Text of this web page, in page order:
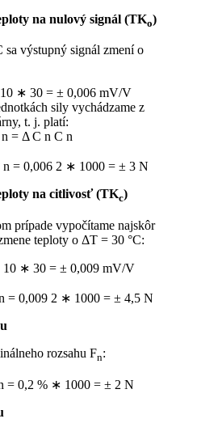
na nulový signál (TKo)
výstupný signál zmení o
10 ∗ 30 = ± 0,006 mV/V
sily vychádzame z
t. j. platí:
n = Δ C n C n
n = 0,006 2 ∗ 1000 = ± 3 N
na citlivosť (TKc)
prípade vypočítame najskôr
teploty o ΔT = 30 °C:
10 ∗ 30 = ± 0,009 mV/V
= 0,009 2 ∗ 1000 = ± 4,5 N
rozsahu Fn:
= 0,2 % ∗ 1000 = ± 2 N